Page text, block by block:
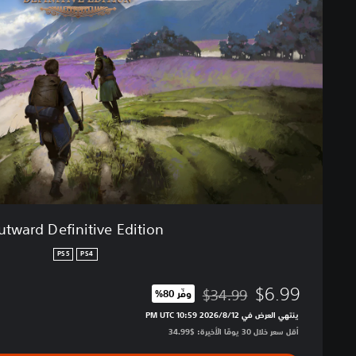
d
e
f
Definitive Edition
PS4
PS5
$6.99 مخصوم من السعر الأصلي البالغ $34.99‏
$34.99 وفّر 80%‏
ينتهي العرض في 12‏/8‏/2026 10:59 PM UTC‏
أقل سعر خلال 30 يومًا الأخيرة: $34.99‏